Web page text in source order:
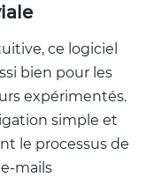
ce logiciel
bien pour les
expérimentés.
simple et
le processus de
mails